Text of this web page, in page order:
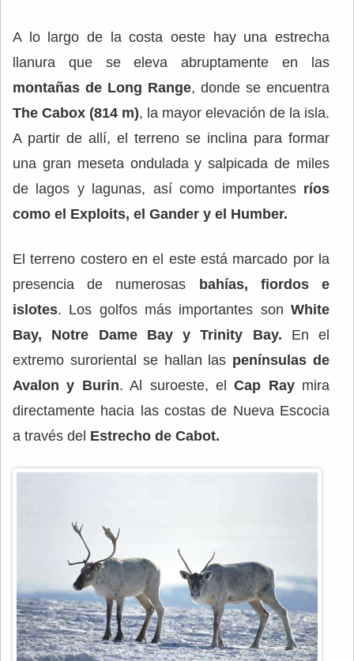
A lo largo de la costa oeste hay una estrecha
llanura que se eleva abruptamente en las
montañas de Long Range, donde se encuentra
The Cabox (814 m), la mayor elevación de la isla.
A partir de allí, el terreno se inclina para formar
una gran meseta ondulada y salpicada de miles
de lagos y lagunas, así como importantesríos
como el Exploits, el Gander y el Humber.
El terreno costero en el este está marcado por la
presencia de numerosas
bahías, fiordos e
islotes. Los golfos más importantes son White
Bay, Notre Dame Bay y Trinity Bay. En el
extremo suroriental se hallan las penínsulas de
Avalon y Burin. Al suroeste, elCap Raymira
directamente hacia las costas de Nueva Escocia
a través del Estrecho de Cabot.